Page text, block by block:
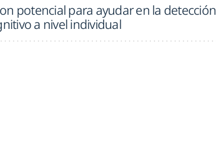
potencial para ayudar en la detección
a nivel individual